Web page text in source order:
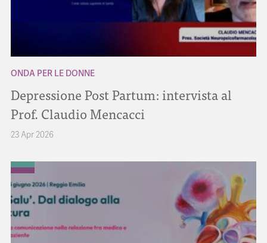
ONDA PER LE DONNE
Depressione Post Partum: intervista al
Prof. Claudio Mencacci
23 Apr 2026